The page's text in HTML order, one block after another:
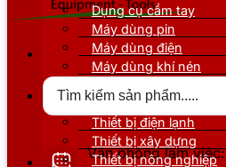
Văn phòng làm việc:
Dụng cụ cầm tay
Máy dùng pin
Máy dùng điện
Máy dùng khí nén
Thiết bị nâng đỡ
Thiết bị điện lạnh
Thiết bị xây dựng
Thiết bị nông nghiệp